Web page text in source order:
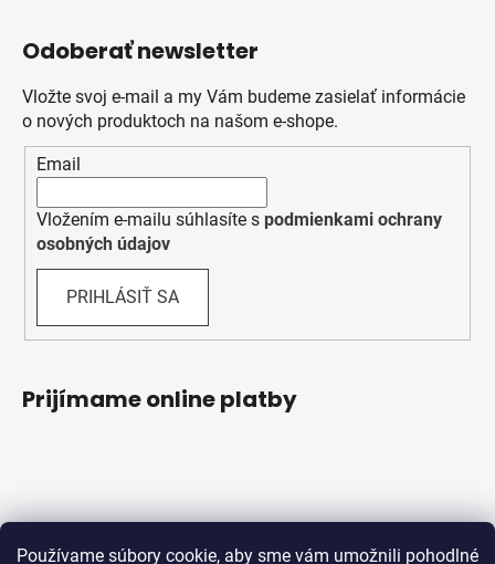
Používame súbory cookie, aby sme vám umožnili pohodlné
Odoberať newsletter
Vložte svoj e-mail a my Vám budeme zasielať informácie
o nových produktoch na našom e-shope.
Email
Vložením e-mailu súhlasíte s podmienkami ochrany
osobných údajov
PRIHLÁSIŤ SA
Prijímame online platby